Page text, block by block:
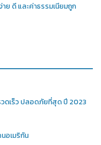
ย ดี และค่าธรรมเนียมถูก
วดเร็ว ปลอดภัยที่สุด ปี 2023
อเมริกัน